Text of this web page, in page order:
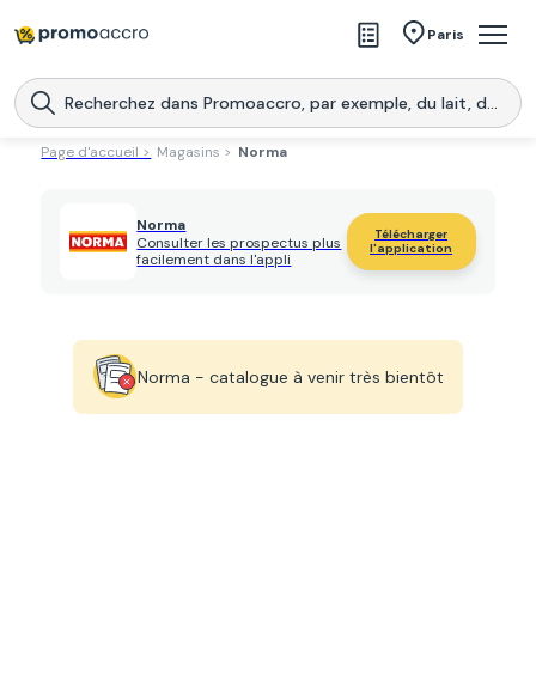
Paris
Magasins
Produits
l'application
Page d'accueil > Magasins > Norma
Norma
Consulter les prospectus plus
facilement dans l'appli
Télécharger
l'application
Norma - catalogue à venir très bientôt